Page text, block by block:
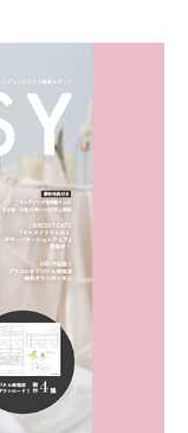
法・注意点 「どこが
？」といった疑問も
を絞れる「ウェディ
続きを読む